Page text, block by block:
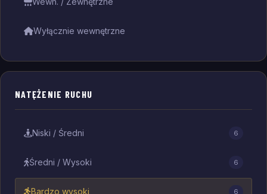
Wyłącznie wewnętrzne
NATĘŻENIE RUCHU
Niski / Średni 6
Średni / Wysoki 6
Bardzo wysoki 6